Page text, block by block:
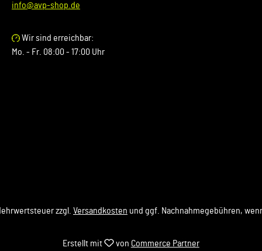
info@avp-shop.de
Wir sind erreichbar:
Mo. - Fr. 08:00 - 17:00 Uhr
zzgl. Versandkosten und ggf. Nachnahmegebühren,
Erstellt mit von Commerce Partner